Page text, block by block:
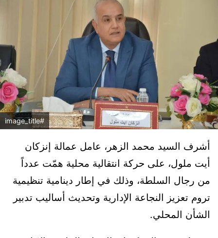
#image_title
أشرف السيد محمد الزهر، عامل عمالة إنزكان
أيت ملول، على حركة انتقالية محلية همّت عدداً
من رجال السلطة، وذلك في إطار دينامية تنظيمية
تروم تعزيز النجاعة الإدارية وتحديث أساليب تدبير
الشأن المحلي.